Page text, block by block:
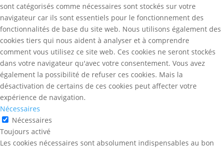
sont catégorisés comme nécessaires sont stockés sur votre
navigateur car ils sont essentiels pour le fonctionnement des
fonctionnalités de base du site web. Nous utilisons également des
cookies tiers qui nous aident à analyser et à comprendre
comment vous utilisez ce site web. Ces cookies ne seront stockés
dans votre navigateur qu'avec votre consentement. Vous avez
également la possibilité de refuser ces cookies. Mais la
désactivation de certains de ces cookies peut affecter votre
expérience de navigation.
Nécessaires
Nécessaires
Toujours activé
Les cookies nécessaires sont absolument indispensables au bon